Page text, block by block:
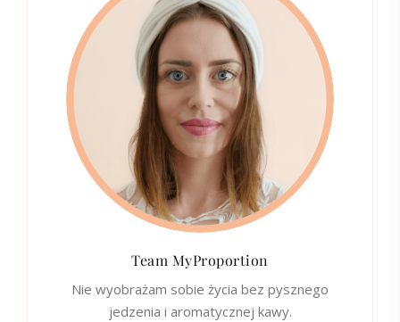
Team MyProportion
Nie wyobrażam sobie życia bez pysznego
jedzenia i aromatycznej kawy.